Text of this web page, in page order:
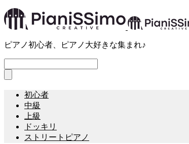
ピアノ初心者、ピアノ大好きな集まれ♪
初心者
中級
上級
ドッキリ
ストリートピアノ